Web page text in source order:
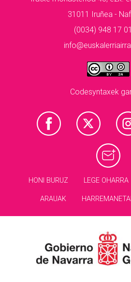
31011 Iruñea -
(0034) 948 17
Codesyntaxek
HONI BURUZ LEGE OHARRA
ARAUAK